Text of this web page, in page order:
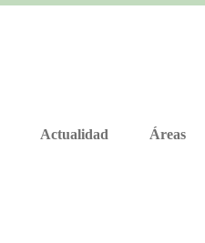
Actualidad Áreas